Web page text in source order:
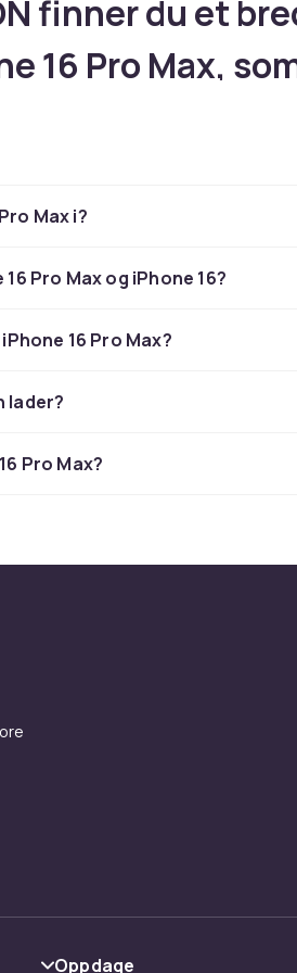
finner du et
16 Pro Max,
Camera
knapp,
Bionic – deksel
dobbelt kamera med Camera
eller smarte gadgets finner du
til
25W og USB-C. En MagSafe-
Max i?
Pro Max og iPhone 16?
16 Pro Max?
lader?
Pro Max?
Oppdage